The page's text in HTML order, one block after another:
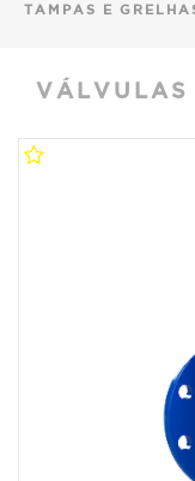
TAMPAS E
VÁLVULAS